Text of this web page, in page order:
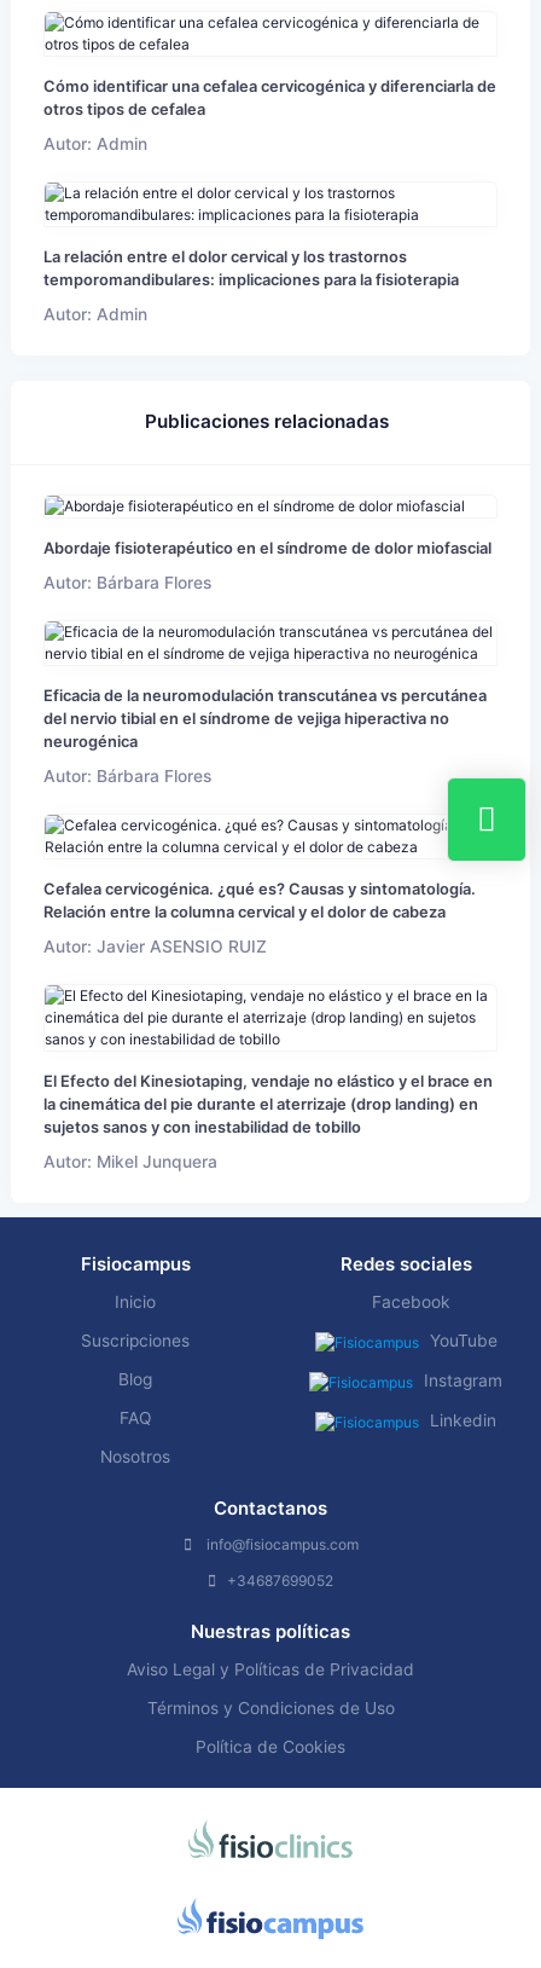
Cómo identificar una cefalea cervicogénica y diferenciarla de
otros tipos de cefalea
Autor: Admin
La relación entre el dolor cervical y los trastornos
temporomandibulares: implicaciones para la fisioterapia
Autor: Admin
Publicaciones relacionadas
Abordaje fisioterapéutico en el síndrome de dolor miofascial
Autor: Bárbara Flores
Eficacia de la neuromodulación transcutánea vs percutánea
del nervio tibial en el síndrome de vejiga hiperactiva no
neurogénica
Autor: Bárbara Flores
Cefalea cervicogénica. ¿qué es? Causas y sintomatología.
Relación entre la columna cervical y el dolor de cabeza
Autor: Javier ASENSIO RUIZ
El Efecto del Kinesiotaping, vendaje no elástico y el brace en
la cinemática del pie durante el aterrizaje (drop landing) en
sujetos sanos y con inestabilidad de tobillo
Autor: Mikel Junquera
Fisiocampus
Inicio
Suscripciones
Blog
FAQ
Nosotros
Redes sociales
Facebook
YouTube
Instagram
Linkedin
Contactanos
info@fisiocampus.com
+34687699052
Nuestras políticas
Aviso Legal y Políticas de Privacidad
Términos y Condiciones de Uso
Política de Cookies